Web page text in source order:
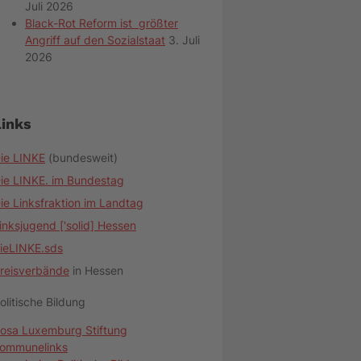
Juli 2026
Black-Rot Reform ist größter
Angriff auf den Sozialstaat 3. Juli
2026
LINKE (bundesweit)
LINKE. im Bundestag
Linksfraktion im Landtag
['solid] Hessen
in Hessen
Bildung
Luxemburg Stiftung